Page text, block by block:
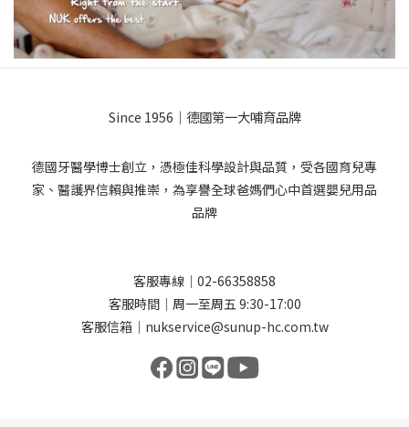
Since 1956｜德國第一大哺育品牌
德國牙醫學博士創立，憑極佳科學設計與品質，受各國育兒專
家、醫護界信賴與推崇，為享譽全球爸媽們心中首選嬰兒用品
品牌
客服專線｜02-66358858
客服時間｜周一至周五 9:30-17:00
客服信箱｜nukservice@sunup-hc.com.tw